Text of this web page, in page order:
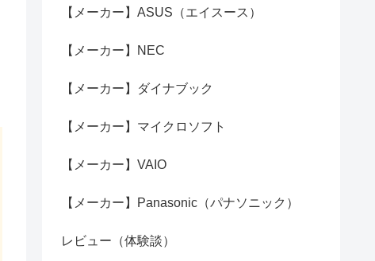
【メーカー】ASUS（エイスース）
【メーカー】NEC
【メーカー】ダイナブック
【メーカー】マイクロソフト
【メーカー】VAIO
【メーカー】Panasonic（パナソニック）
レビュー（体験談）